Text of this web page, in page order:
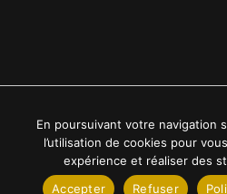
2022 © Luxe24kt |
En poursuivant votre navigation
l’utilisation de cookies pour
expérience et réaliser des
Accepter
Refuser